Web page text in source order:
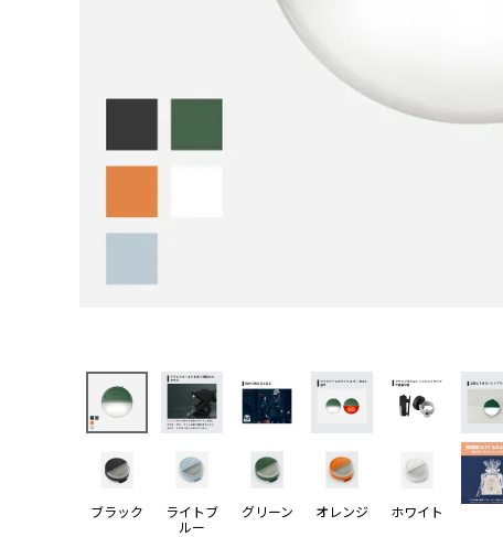
ブラック
ライトブ
ルー
グリーン オレンジ ホワイト